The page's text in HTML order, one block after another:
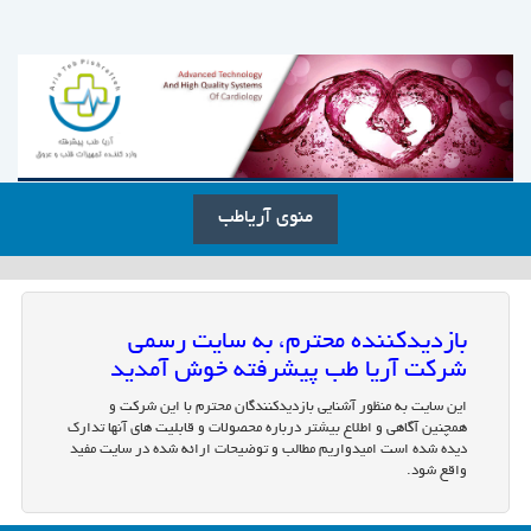
منوی آریاطب
بازدیدکننده محترم، به سایت رسمی
شرکت آریا طب پیشرفته خوش آمدید
این سایت به منظور آشنایی بازدیدکنندگان محترم با این شرکت و
همچنین آگاهی و اطلاع بیشتر درباره محصولات و قابلیت های آنها تدارک
دیده شده است امیدواریم مطالب و توضیحات ارائه شده در سایت مفید
واقع شود.